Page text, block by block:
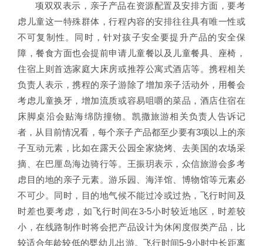
项双双表示，亲子产品在资源配置及安排方面，要考
虑儿童这一特殊群体，行程内容的安排往往具有唯一性或
不可复制性。同时，针对孩子安全要提升产品的安全保
障，餐食方面也会提前申请儿童餐以及儿童餐具、座椅，
住宿上则首选家庭大床房或推荐公寓式酒店等。携程相关
负责人表示，携程的亲子游除了增加亲子活动外，用餐会
考虑儿童换牙，增加流质或容易咀嚼的菜品，酒店住宿在
床脚桌沿会贴海绵防撞物。凯撒旅游相关负责人告诉记
者，从目前情况看，每个亲子产品都至少要有3项以上的亲
子互动元素，比如在露天公园全家烧烤、去美国的农场采
摘、在巴厘岛海边骑行等。王振玥表示，众信旅游会多考
虑目的地的亲子元素。游乐园、海洋馆、博物馆等元素必
不可少。同时，目的地气候不能过冷或过热，飞行时间及
时差也要考虑，如飞行时间在3-5小时较近地区，时差较
小，在线路制作时将会把产品设计为休闲度假类产品，比
较适合年龄较低的婴幼儿出游。飞行时间5-9小时中长距离